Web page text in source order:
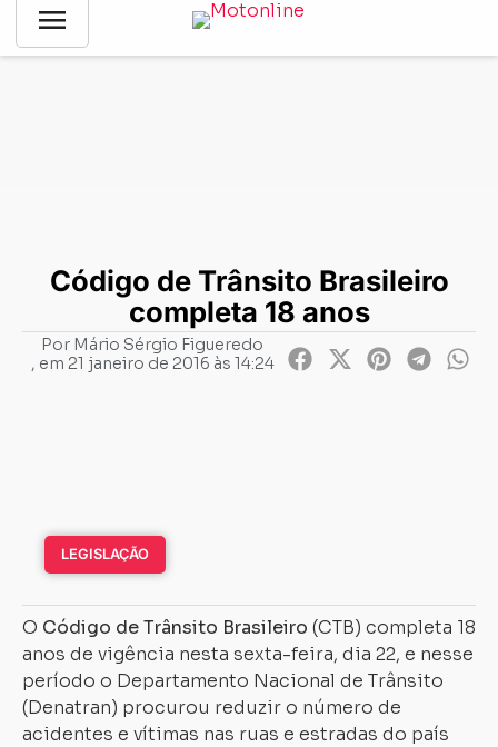
menu
Notícias
Código de Trânsito Brasileiro completa
Código de Trânsito Brasileiro
completa 18 anos
Por Mário Sérgio Figueredo
, em 21 janeiro de 2016 às 14:24
LEGISLAÇÃO
O Código de Trânsito Brasileiro (CTB) completa 18
anos de vigência nesta sexta-feira, dia 22, e nesse
período o Departamento Nacional de Trânsito
(Denatran) procurou reduzir o número de
acidentes e vítimas nas ruas e estradas do país